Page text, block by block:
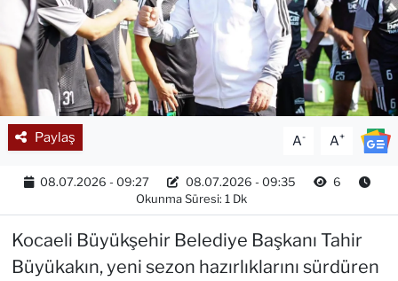
Paylaş A- A+
08.07.2026 - 09:27 08.07.2026 - 09:35
6
Okunma Süresi: 1 Dk
Kocaeli Büyükşehir Belediye Başkanı Tahir
Büyükakın, yeni sezon hazırlıklarını sürdüren